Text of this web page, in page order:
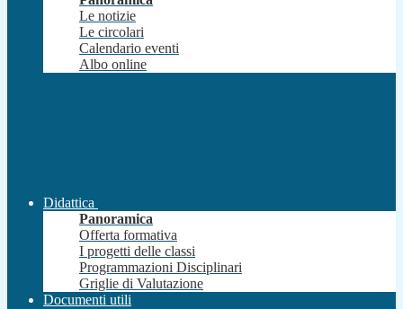
Le notizie
Le circolari
Calendario eventi
Albo online
Didattica
Panoramica
Offerta formativa
I progetti delle classi
Programmazioni Disciplinari
Griglie di Valutazione
Documenti utili